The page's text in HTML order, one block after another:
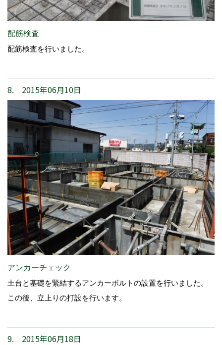
配筋検査
配筋検査を行いました。
8. 2015年06月10日
アンカーチェック
土台と基礎を緊結するアンカーボルトの設置を行いました。
この後、立上りの打設を行います。
9. 2015年06月18日